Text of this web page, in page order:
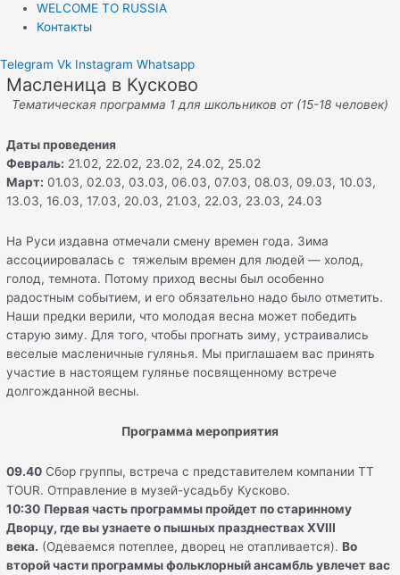
WELCOME TO RUSSIA
Контакты
Telegram Vk Instagram Whatsapp
Масленица в Кусково
Тематическая программа 1 для школьников от (15-18 человек)
Даты проведения
Февраль: 21.02, 22.02, 23.02, 24.02, 25.02
Март: 01.03, 02.03, 03.03, 06.03, 07.03, 08.03, 09.03, 10.03,
13.03, 16.03, 17.03, 20.03, 21.03, 22.03, 23.03, 24.03
На Руси издавна отмечали смену времен года. Зима
ассоциировалась с тяжелым времен для людей — холод,
голод, темнота. Потому приход весны был особенно
радостным событием, и его обязательно надо было отметить.
Наши предки верили, что молодая весна может победить
старую зиму. Для того, чтобы прогнать зиму, устраивались
веселые масленичные гулянья. Мы приглашаем вас принять
участие в настоящем гулянье посвященному встрече
долгожданной весны.
Программа мероприятия
09.40 Сбор группы, встреча с представителем компании TT
TOUR. Отправление в музей-усадьбу Кусково.
10:30 Первая часть программы пройдет по старинному
Дворцу, где вы узнаете о пышных празднествахXVIII
века. (Одеваемся потеплее, дворец не отапливается).Во
второй части программы фольклорный ансамбль увлечет вас